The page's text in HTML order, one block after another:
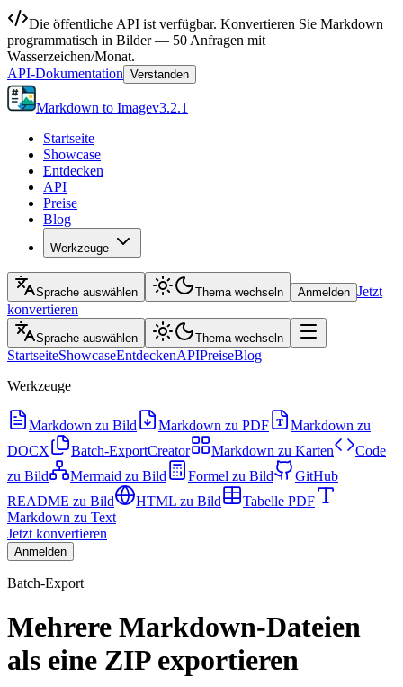
Die öffentliche API ist verfügbar. Konvertieren Sie Markdown
programmatisch in Bilder — 50 Anfragen mit
Wasserzeichen/Monat.
API-Dokumentation Verstanden
Markdown to Imagev3.2.1
Startseite
Showcase
Entdecken
API
Preise
Blog
Werkzeuge
Sprache auswählen Thema wechseln Anmelden Jetzt
konvertieren
Sprache auswählen Thema wechseln
StartseiteShowcaseEntdeckenAPIPreiseBlog
Werkzeuge
Markdown zu Bild Markdown zu PDF
Markdown zu
DOCX
Batch-ExportCreator Markdown zu Karten
Code
zu Bild
Mermaid zu Bild Formel zu Bild
GitHub
README zu Bild
HTML zu Bild
Tabelle PDF
Markdown zu Text
Jetzt konvertieren
Anmelden
Batch-Export
Mehrere Markdown-Dateien
als eine ZIP exportieren